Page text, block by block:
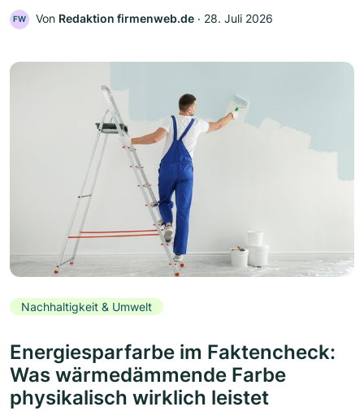
FW Von Redaktion firmenweb.de ‧ 28. Juli 2026
Nachhaltigkeit & Umwelt
Energiesparfarbe im Faktencheck:
Was wärmedämmende Farbe
physikalisch wirklich leistet